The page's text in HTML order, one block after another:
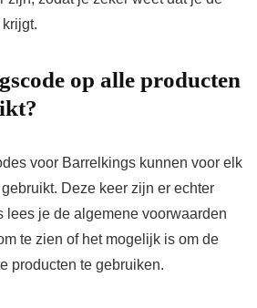
op alle producten
voor Barrelkings kunnen voor elk
Deze keer zijn er echter
lees je de algemene voorwaarden
te zien of het mogelijk is om de
producten te gebruiken.